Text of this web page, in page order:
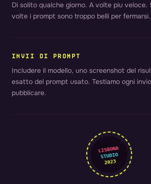
Di solito qualche giorno. A volte piu veloce.
volte i prompt sono troppo belli per fermarsi.
INVII DI PROMPT
Includere il modello, uno screenshot del
esatto del prompt usato. Testiamo ogni
pubblicare.
LISBONA
STUDIO
2023